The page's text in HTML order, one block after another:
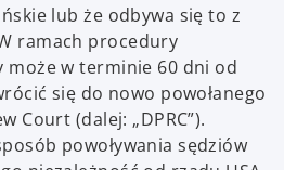
lub że odbywa się to z
ramach procedury
może w terminie 60 dni od
się do nowo powołanego
Court (dalej: „DPRC”).
powoływania sędziów